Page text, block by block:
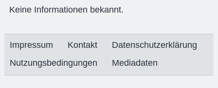
Keine Informationen bekannt.
Impressum Kontakt
Datenschutzerklärung
Nutzungsbedingungen
Mediadaten